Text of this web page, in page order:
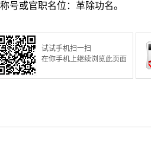
号或官职名位：革除功名。
试试手机扫一扫
在你手机上继续浏览此页面